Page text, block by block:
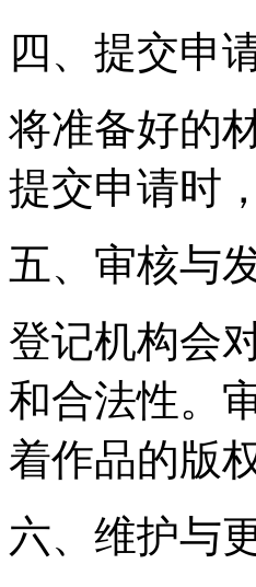
四、提交申
将准备好的
提交申请时
五、审核与
登记机构会
和合法性。
着作品的版
六、维护与